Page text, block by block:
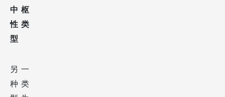
中枢
性类
型
另一
种类